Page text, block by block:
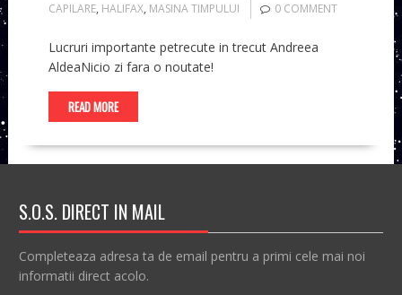
CAPILARE, HALIFAX, MASINA TIMPULUI 0 COMMENT
Lucruri importante petrecute in trecut Andreea
AldeaNicio zi fara o noutate!
READ MORE
S.O.S. DIRECT IN MAIL
Completeaza adresa ta de email pentru a primi cele mai noi
informatii direct acolo.